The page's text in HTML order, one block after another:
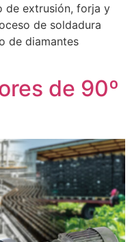
de extrusión, forja y
de soldadura
de diamantes
de 90º